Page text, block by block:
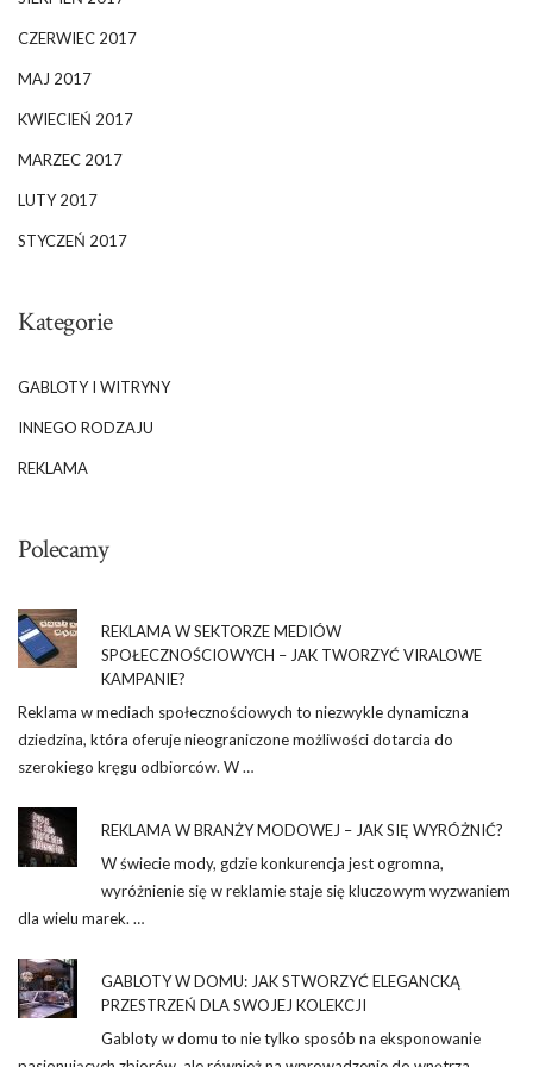
CZERWIEC 2017
MAJ 2017
KWIECIEŃ 2017
MARZEC 2017
LUTY 2017
STYCZEŃ 2017
Kategorie
GABLOTY I WITRYNY
INNEGO RODZAJU
REKLAMA
Polecamy
REKLAMA W SEKTORZE MEDIÓW
SPOŁECZNOŚCIOWYCH – JAK TWORZYĆ VIRALOWE
KAMPANIE?
Reklama w mediach społecznościowych to niezwykle dynamiczna
dziedzina, która oferuje nieograniczone możliwości dotarcia do
szerokiego kręgu odbiorców. W …
REKLAMA W BRANŻY MODOWEJ – JAK SIĘ WYRÓŻNIĆ?
W świecie mody, gdzie konkurencja jest ogromna,
wyróżnienie się w reklamie staje się kluczowym wyzwaniem
dla wielu marek. …
GABLOTY W DOMU: JAK STWORZYĆ ELEGANCKĄ
PRZESTRZEŃ DLA SWOJEJ KOLEKCJI
Gabloty w domu to nie tylko sposób na eksponowanie